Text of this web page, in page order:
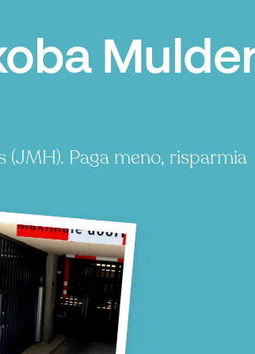
Paga meno, risparmia